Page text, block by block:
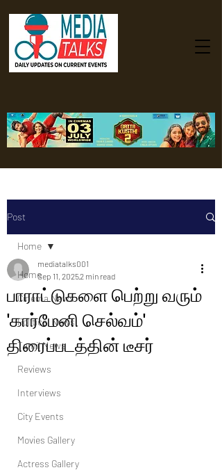
Post
Home
Cinema News
Political News
Tamil News
Reviews
Interviews
City Events
Movies Gallery
Actress Gallery
Home
பாராட்டுகளை பெற்று வரும்
'கார்மேனி செல்வம்'
திரைப்படத்தின் டீசர்
mediatalks001
Sep 11, 20252 min read